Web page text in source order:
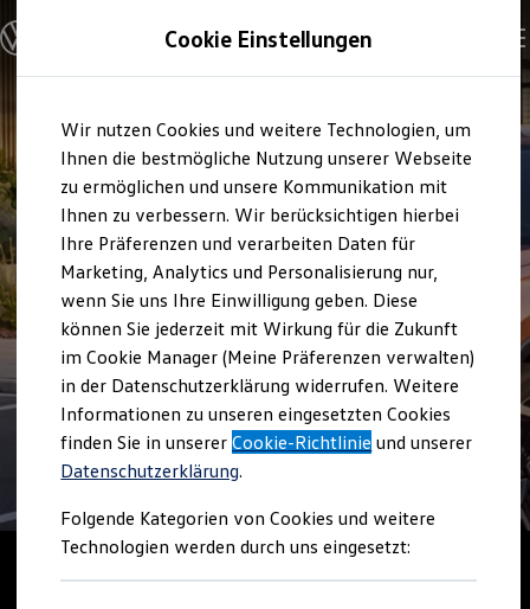
Hauptinhalt
springen
Footer
springen
Modelle und Konfigurator
Konfigurator
Modelle vergleichen
Elektroautos
ENERGY Sondermodelle
Nutzfahrzeuge
SUV und CUV
Familienautos
Kombis
Kompaktwagen
Sportwagen
Schnell verfügbare Fahrzeuge
Angebote und Produkte
Aktuelle Angebote
E-Auto-Förderung
Volkswagen Marktplatz
Die ENERGY Sondermodelle
Junge Gebrauchtwagen und Gebrauchtwagen
Volkswagen Zertifizierte Gebrauchtwagen
Elektromobilität bei Gebrauchtwagen
Saisonangebote
Reifenpakete
Leasing
Leasing-Angebote
Cookie Einstellungen
Wir nutzen Cookies und weitere Technologien, um
Ihnen die bestmögliche Nutzung unserer Webseite
zu ermöglichen und unsere Kommunikation mit
Ihnen zu verbessern. Wir berücksichtigen hierbei
Ihre Präferenzen und verarbeiten Daten für
Marketing, Analytics und Personalisierung nur,
wenn Sie uns Ihre Einwilligung geben. Diese
können Sie jederzeit mit Wirkung für die Zukunft
im Cookie Manager (Meine Präferenzen verwalten)
in der Datenschutzerklärung widerrufen. Weitere
Informationen zu unseren eingesetzten Cookies
finden Sie in unsererCookie-Richtlinie und unserer
Datenschutzerklärung.
Folgende Kategorien von Cookies und weitere
Technologien werden durch uns eingesetzt: